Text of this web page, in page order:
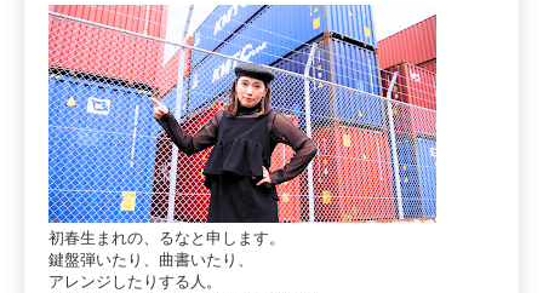
初春生まれの、るなと申します。
鍵盤弾いたり、曲書いたり、
アレンジしたりする人。